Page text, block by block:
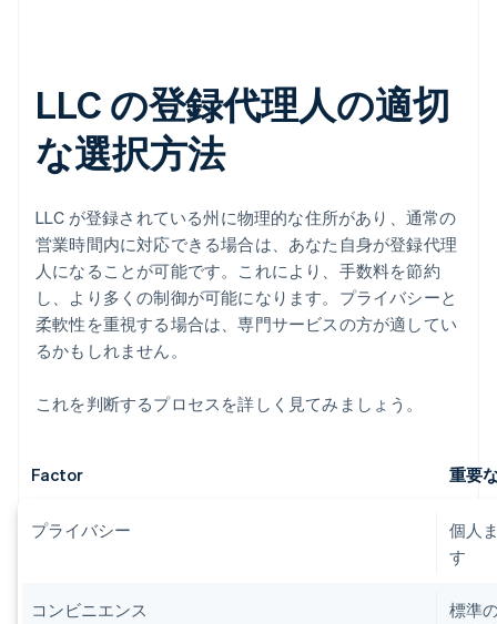
LLC の登録代理人の適切
な選択方法
LLC が登録されている州に物理的な住所があり、通常の
営業時間内に対応できる場合は、あなた自身が登録代理
人になることが可能です。これにより、手数料を節約
し、より多くの制御が可能になります。プライバシーと
柔軟性を重視する場合は、専門サービスの方が適してい
るかもしれません。
これを判断するプロセスを詳しく見てみましょう。
Factor 重要
プライバシー
個人
す
コンビニエンス
標準